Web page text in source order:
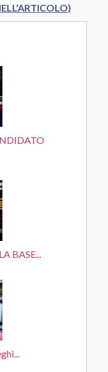
BASE...